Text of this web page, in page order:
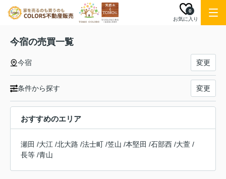
お気に入り
0
今宿の売買一覧
今宿 変更
条件から探す 変更
おすすめのエリア
瀬田 /大江 /北大路 /法士町 /笠山 /本堅田 /石部西 /大萱 /
長等 /青山